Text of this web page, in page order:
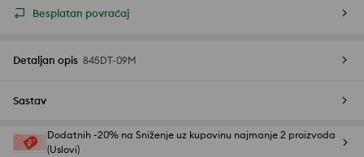
Besplatan povraćaj
Detaljan opis 845DT-09M
Sastav
Dodatnih -20% na Sniženje uz kupovinu najmanje 2 proizvoda
(Uslovi)